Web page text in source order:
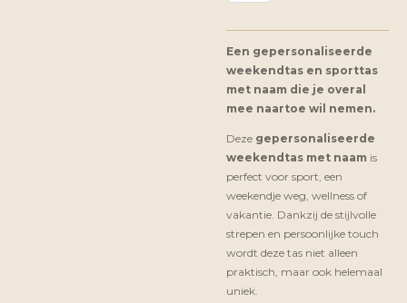
Een gepersonaliseerde
weekendtas en sporttas
met naam die je overal
mee naartoe wil nemen.
Deze gepersonaliseerde
weekendtas met naam is
perfect voor sport, een
weekendje weg, wellness of
vakantie. Dankzij de stijlvolle
strepen en persoonlijke touch
wordt deze tas niet alleen
praktisch, maar ook helemaal
uniek.